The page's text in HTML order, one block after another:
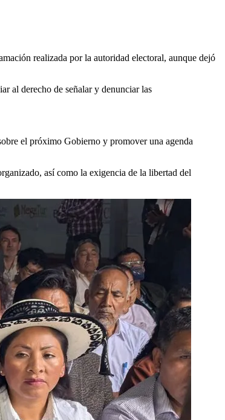
realizada por la autoridad electoral, aunque dejó
al derecho de señalar y denunciar las
el próximo Gobierno y promover una agenda
así como la exigencia de la libertad del